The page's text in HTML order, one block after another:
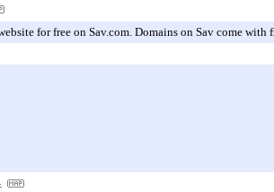
for free on Sav.com. Domains on Sav come with